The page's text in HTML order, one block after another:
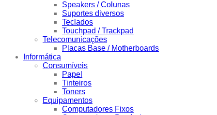
Speakers / Colunas
Suportes diversos
Teclados
Touchpad / Trackpad
Telecomunicações
Placas Base / Motherboards
Informática
Consumíveis
Papel
Tinteiros
Toners
Equipamentos
Computadores Fixos